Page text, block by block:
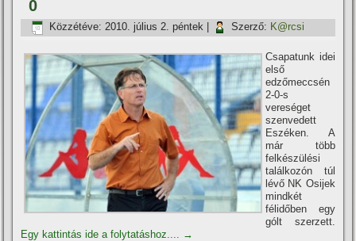
0
Közzétéve: 2010. július 2. péntek Szerző: K@rcsi
Csapatunk idei
első
edzőmeccsén
2-0-s
vereséget
szenvedett
Eszéken. A
már több
felkészülési
találkozón túl
lévő NK Osijek
mindkét
félidőben egy
gólt szerzett.
Egy kattintás ide a folytatáshoz....
→